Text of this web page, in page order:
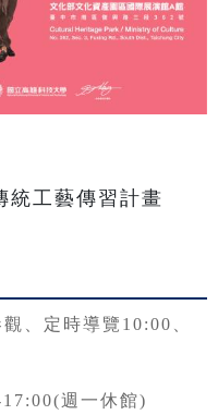
統工藝傳習計畫
、定時導覽10:00、
週一休館)